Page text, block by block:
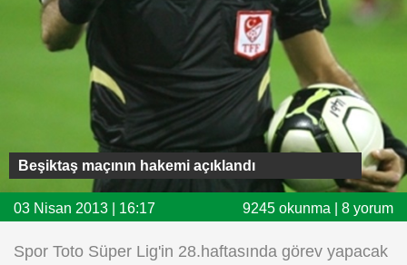
Voleybol
Puan Durumu
Fikstür
Facebook
Twitter
Instagram
Beşiktaş maçının hakemi açıklandı
03 Nisan 2013 | 16:17 9245 okunma | 8 yorum
Spor Toto Süper Lig'in 28.haftasında görev yapacak